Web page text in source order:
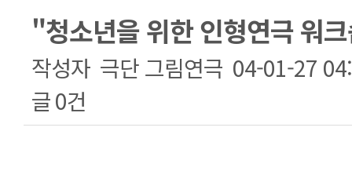
"청소년을 위한 인형연극 워
작성자 극단 그림연극 04-01-27
글0건